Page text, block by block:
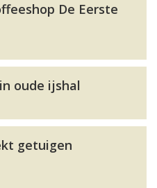
De Eerste
oude ijshal
getuigen